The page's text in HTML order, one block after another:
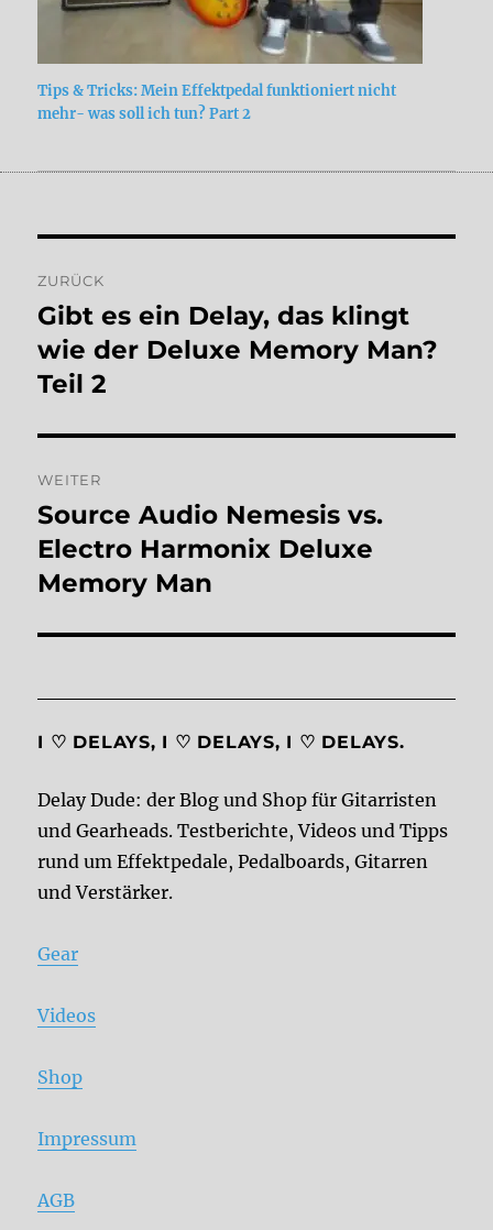
Tips & Tricks: Mein Effektpedal funktioniert nicht
mehr- was soll ich tun? Part 2
ZURÜCK
Vorheriger
Beitrag:
Gibt es ein Delay, das klingt
wie der Deluxe Memory Man?
Teil 2
WEITER
Nächster
Beitrag:
Source Audio Nemesis vs.
Electro Harmonix Deluxe
Memory Man
I ♡ DELAYS, I ♡ DELAYS, I ♡ DELAYS.
Delay Dude: der Blog und Shop für Gitarristen
und Gearheads. Testberichte, Videos und Tipps
rund um Effektpedale, Pedalboards, Gitarren
und Verstärker.
Gear
Videos
Shop
Impressum
AGB